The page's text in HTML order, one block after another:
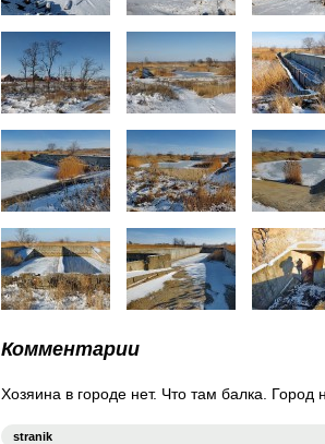
Комментарии
Хозяина в городе нет. Что там балка. Город
stranik